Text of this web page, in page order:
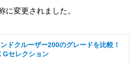
に変更されました。
ンドクルーザー200のグレードを比較！
Gセレクション